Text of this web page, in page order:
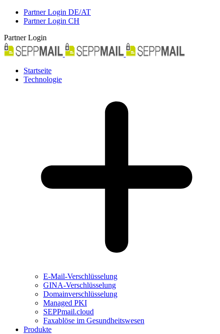
Partner Login DE/AT
Partner Login CH
Partner Login
Startseite
Technologie
E-Mail-Verschlüsselung
GINA-Verschlüsselung
Domainverschlüsselung
Managed PKI
SEPPmail.cloud
Faxablöse im Gesundheitswesen
Produkte